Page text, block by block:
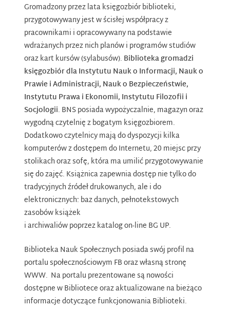
Gromadzony przez lata księgozbiór biblioteki,
przygotowywany jest w ścisłej współpracy z
pracownikami i opracowywany na podstawie
wdrażanych przez nich planów i programów studiów
oraz kart kursów (sylabusów). Biblioteka gromadzi
księgozbiór dla Instytutu Nauk o Informacji, Nauk o
Prawie i Administracji, Nauk o Bezpieczeństwie,
Instytutu Prawa i Ekonomii, Instytutu Filozofii i
Socjologii. BNS posiada wypożyczalnie, magazyn oraz
wygodną czytelnię z bogatym księgozbiorem.
Dodatkowo czytelnicy mają do dyspozycji kilka
komputerów z dostępem do Internetu, 20 miejsc przy
stolikach oraz sofę, która ma umilić przygotowywanie
się do zajęć. Książnica zapewnia dostęp nie tylko do
tradycyjnych źródeł drukowanych, ale i do
elektronicznych: baz danych, pełnotekstowych
zasobów książek
i archiwaliów poprzezkatalog on-line BG UP.
Biblioteka Nauk Społecznych posiada swój profil na
portalu społecznościowym FBorazwłasną stronę
WWW. Na portalu prezentowane są nowości
dostępne w Bibliotece oraz aktualizowane na bieżąco
informacje dotyczące funkcjonowania Biblioteki.